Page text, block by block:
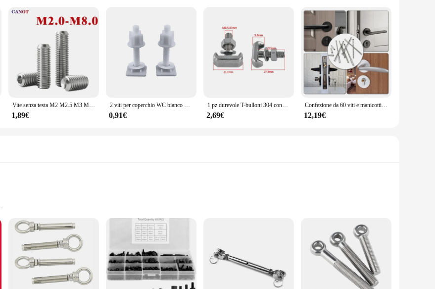
Vite senza testa M2 M2.5 M3 M4 M5 M6 M8 DIN916 304 inox esagonale esagono incassato a brugola punto tazza set fai da te maniglie per porte bullone del rubinetto
1,89€
2 viti per coperchio WC bianco durevole, bullone cerniera per coperchio WC in plastica 28 * 28 * 67 mm, sostituzione perfetta
0,91€
1 pz durevole T-bulloni 304 connettori terminali batteria in acciaio inox cavo vite terminali batteria connettore accessori auto
2,69€
Confezione da 60 viti e manicotti fissaggio per maniglia della porta 60 set Bullone per maniglia della porta Fissaggi Viti
12,19€
of 100 pieces
Crafted from robust plastic, these bulloni are designed to withstand the rigors of everyday use, ensuring they remain a
ergonomic design not only provides a comfortable grip but also enhances the ease of use, making it an indispensable addition to any